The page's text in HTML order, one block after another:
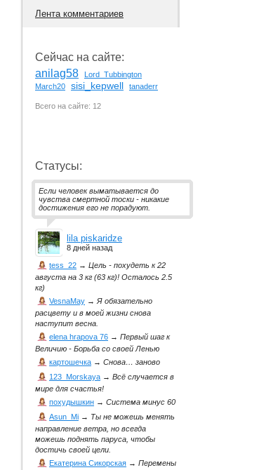
Лента комментариев
Сейчас на сайте:
anilag58
Lord_Tubbington
March20
sisi_kepwell tanaderr
Всего на сайте: 12
Статусы:
Если человек выматывается до
чувства смертной тоски - никакие
достижения его не порадуют.
lila piskaridze
8 дней назад
tess_22 → Цель - похудеть к 22
августа на 3 кг (63 кг)! Осталось 2.5
кг)
VesnaMay →Я обязательно
расцвету и в моей жизни снова
наступит весна.
elena hrapova 76 → Первый шаг к
Величию - Борьба со своей Ленью
картошечка → Снова… заново
123_Morskaya → Всё случается в
мире для счастья!
похудышкин → Система минус 60
Asun_Mi → Ты не можешь менять
направление ветра, но всегда
можешь поднять паруса, чтобы
достичь своей цели.
Екатерина Сикорская → Перемены